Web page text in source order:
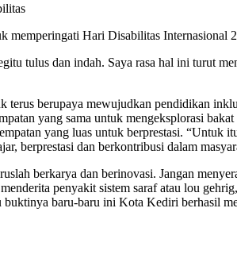
memperingati Hari Disabilitas Internasional
tulus dan indah. Saya rasa hal ini turut
terus berupaya mewujudkan pendidikan
yang sama untuk mengeksplorasi bakat
yang luas untuk berprestasi. “Untuk
berprestasi dan berkontribusi dalam
berkarya dan berinovasi. Jangan
penyakit sistem saraf atau lou
baru-baru ini Kota Kediri berhasil